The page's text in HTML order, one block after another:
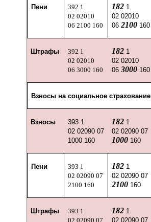
Пени
392 1
02 02010
06 2100 160
1821
02 02010
06 2100 160
Штрафы
392 1
02 02010
06 3000 160
1821
02 02010
06 3000160
Взносы на социальное страхование
Взносы
393 1
02 02090 07
1000 160
1821
02 02090 07
1000160
Пени
393 1
02 02090 07
2100 160
1821
02 02090 07
2100160
Штрафы
393 1
02 02090 07
1821
02 02090 07